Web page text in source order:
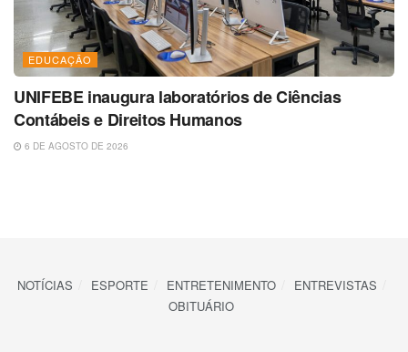
EDUCAÇÃO
UNIFEBE inaugura laboratórios de Ciências
Contábeis e Direitos Humanos
6 DE AGOSTO DE 2026
NOTÍCIAS ESPORTE ENTRETENIMENTO
ENTREVISTAS
OBITUÁRIO